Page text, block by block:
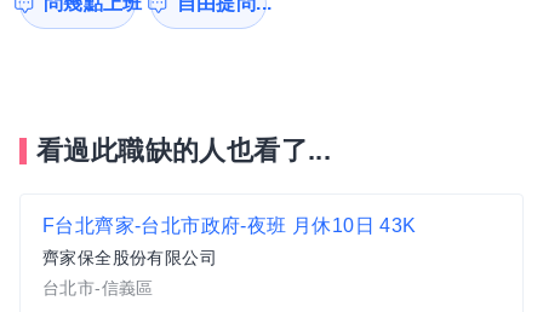
看過此職缺的人也看了...
F台北齊家-台北市政府-夜班 月休10日 43K
齊家保全股份有限公司
台北市-信義區